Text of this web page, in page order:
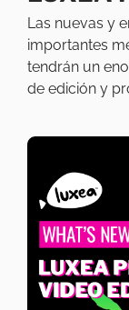
Las nuevas y
importantes
tendrán un
de edición y